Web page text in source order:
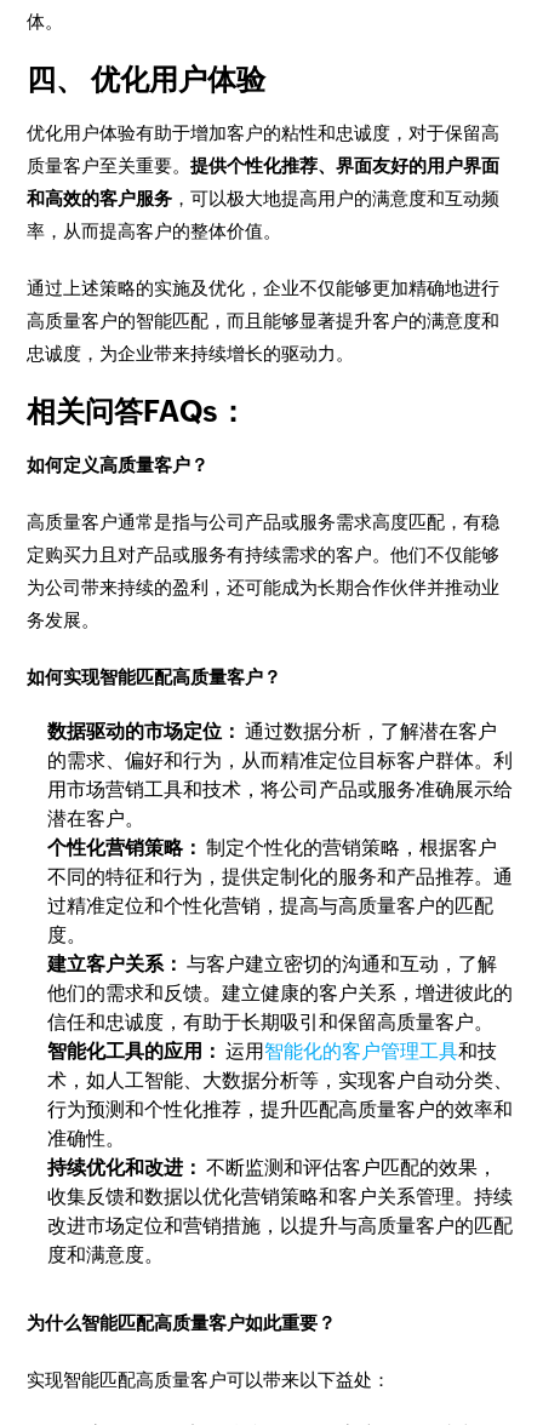
体。
四、优化用户体验
优化用户体验有助于增加客户的粘性和忠诚度，对于保留高
质量客户至关重要。提供个性化推荐、界面友好的用户界面
和高效的客户服务 ，可以极大地提高用户的满意度和互动频
率，从而提高客户的整体价值。
通过上述策略的实施及优化，企业不仅能够更加精确地进行
高质量客户的智能匹配，而且能够显著提升客户的满意度和
忠诚度，为企业带来持续增长的驱动力。
相关问答FAQs：
如何定义高质量客户？
高质量客户通常是指与公司产品或服务需求高度匹配，有稳
定购买力且对产品或服务有持续需求的客户。他们不仅能够
为公司带来持续的盈利，还可能成为长期合作伙伴并推动业
务发展。
如何实现智能匹配高质量客户？
数据驱动的市场定位： 通过数据分析，了解潜在客户
的需求、偏好和行为，从而精准定位目标客户群体。利
用市场营销工具和技术，将公司产品或服务准确展示给
潜在客户。
个性化营销策略： 制定个性化的营销策略，根据客户
不同的特征和行为，提供定制化的服务和产品推荐。通
过精准定位和个性化营销，提高与高质量客户的匹配
度。
建立客户关系： 与客户建立密切的沟通和互动，了解
他们的需求和反馈。建立健康的客户关系，增进彼此的
信任和忠诚度，有助于长期吸引和保留高质量客户。
智能化工具的应用： 运用智能化的客户管理工具和技
术，如人工智能、大数据分析等，实现客户自动分类、
行为预测和个性化推荐，提升匹配高质量客户的效率和
准确性。
持续优化和改进： 不断监测和评估客户匹配的效果，
收集反馈和数据以优化营销策略和客户关系管理。持续
改进市场定位和营销措施，以提升与高质量客户的匹配
度和满意度。
为什么智能匹配高质量客户如此重要？
实现智能匹配高质量客户可以带来以下益处：